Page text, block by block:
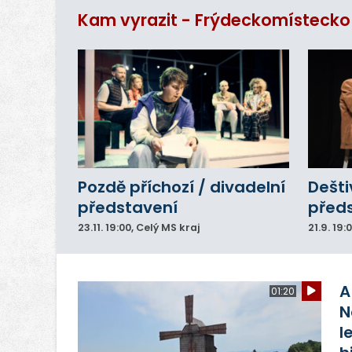
Kam vyrazit - Frýdeckomístecko
Pozdě příchozí / divadelní
představení
23.11.19:00, Celý MS kraj 21.9.
01:20